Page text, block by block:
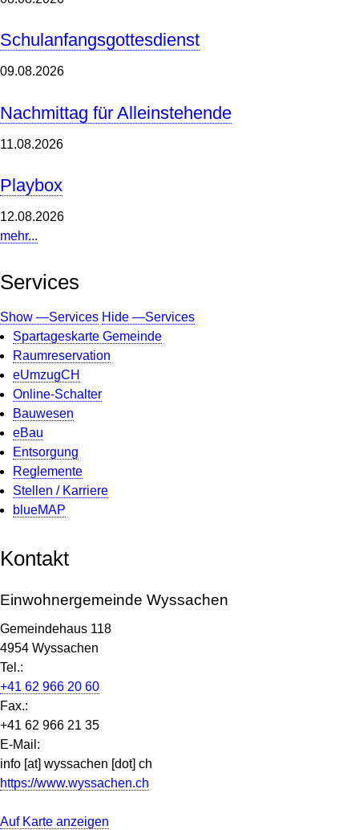
Schulanfangsgottesdienst
09.08.2026
Nachmittag für Alleinstehende
11.08.2026
Playbox
12.08.2026
mehr...
Services
Show —Services Hide —Services
Spartageskarte Gemeinde
Raumreservation
eUmzugCH
Online-Schalter
Bauwesen
eBau
Entsorgung
Reglemente
Stellen / Karriere
blueMAP
Kontakt
Einwohnergemeinde Wyssachen
Gemeindehaus 118
4954 Wyssachen
Tel.:
+41 62 966 20 60
Fax.:
+41 62 966 21 35
E-Mail:
info [at] wyssachen [dot] ch
https://www.wyssachen.ch
Auf Karte anzeigen